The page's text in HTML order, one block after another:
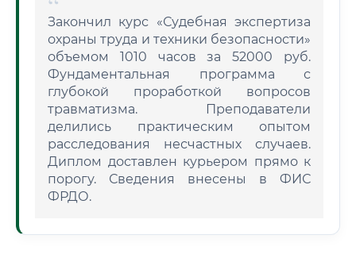
Закончил курс «Судебная экспертиза
охраны труда и техники безопасности»
объемом 1010 часов за 52000 руб.
Фундаментальная программа с
глубокой проработкой вопросов
травматизма. Преподаватели
делились практическим опытом
расследования несчастных случаев.
Диплом доставлен курьером прямо к
порогу. Сведения внесены в ФИС
ФРДО.